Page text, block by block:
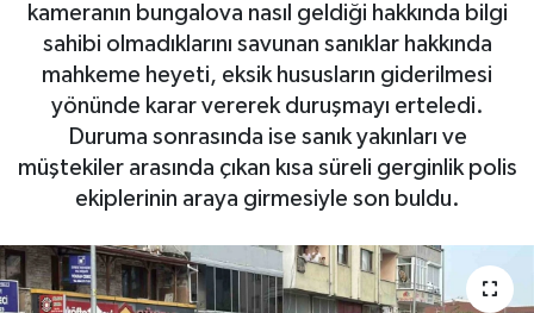
kameranın bungalova nasıl geldiği hakkında bilgi
sahibi olmadıklarını savunan sanıklar hakkında
mahkeme heyeti, eksik hususların giderilmesi
yönünde karar vererek duruşmayı erteledi.
Duruma sonrasında ise sanık yakınları ve
müştekiler arasında çıkan kısa süreli gerginlik polis
ekiplerinin araya girmesiyle son buldu.